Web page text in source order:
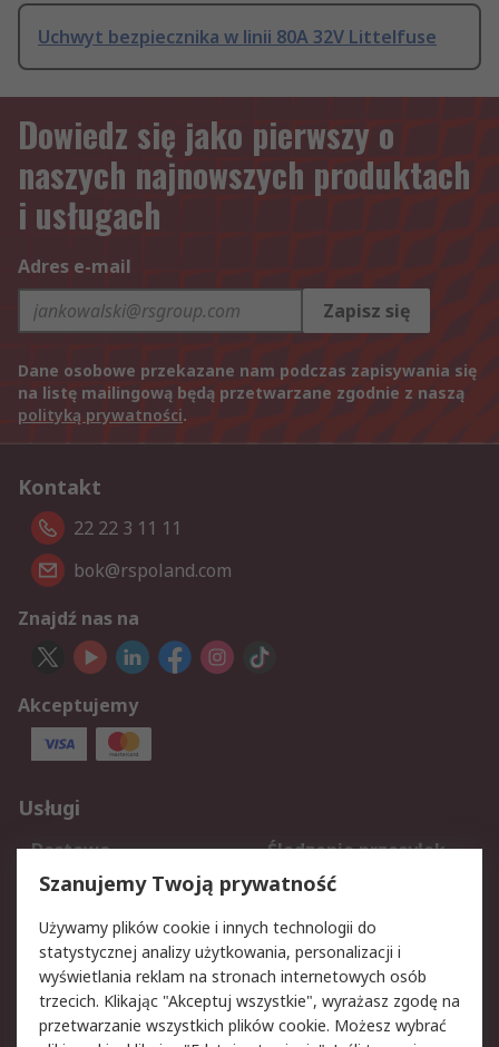
Uchwyt bezpiecznika w linii 80A 32V Littelfuse
Dowiedz się jako pierwszy o
naszych najnowszych produktach
i usługach
Adres e-mail
Zapisz się
Dane osobowe przekazane nam podczas zapisywania się
na listę mailingową będą przetwarzane zgodnie z naszą
polityką prywatności.
Kontakt
22 22 3 11 11
bok@rspoland.com
Znajdź nas na
Akceptujemy
Usługi
Dostawa
Śledzenie przesyłek
Reklamacje i zwroty
Rejestracja
Aspekty prawne
Bezpieczeństwo e-
maila
Polityka dotycząca
plików cookie
Szanujemy Twoją prywatność
Używamy plików cookie i innych technologii do
statystycznej analizy użytkowania, personalizacji i
wyświetlania reklam na stronach internetowych osób
trzecich. Klikając "Akceptuj wszystkie", wyrażasz zgodę na
przetwarzanie wszystkich plików cookie. Możesz wybrać